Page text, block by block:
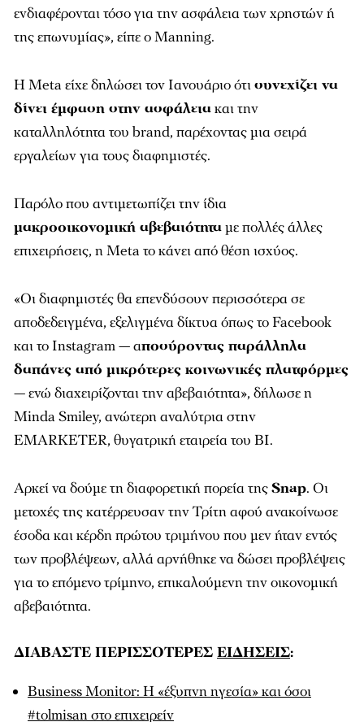
ενδιαφέρονται τόσο για την ασφάλεια των χρηστών ή
της επωνυμίας», είπε ο Manning.
Η Meta είχε δηλώσει τον Ιανουάριο ότισυνεχίζει να
δίνει έμφαση στην ασφάλειακαι την
καταλληλότητα του brand, παρέχοντας μια σειρά
εργαλείων για τους διαφημιστές.
Παρόλο που αντιμετωπίζει την ίδια
μακροοικονομική αβεβαιότηταμε πολλές άλλες
επιχειρήσεις, η Meta το κάνει από θέση ισχύος.
«Οι διαφημιστές θα επενδύσουν περισσότερα σε
αποδεδειγμένα, εξελιγμένα δίκτυα όπως το Facebook
και το Instagram — αποσύροντας παράλληλα
δαπάνες από μικρότερες κοινωνικές πλατφόρμες
— ενώ διαχειρίζονται την αβεβαιότητα», δήλωσε η
Minda Smiley, ανώτερη αναλύτρια στην
EMARKETER, θυγατρική εταιρεία του BI.
Αρκεί να δούμε τη διαφορετική πορεία τηςSnap. Οι
μετοχές της κατέρρευσαν την Τρίτη αφού ανακοίνωσε
έσοδα και κέρδη πρώτου τριμήνου που μεν ήταν εντός
των προβλέψεων, αλλά αρνήθηκε να δώσει προβλέψεις
για το επόμενο τρίμηνο, επικαλούμενη την οικονομική
αβεβαιότητα.
ΔΙΑΒΑΣΤΕ ΠΕΡΙΣΣΟΤΕΡΕΣ ΕΙΔΗΣΕΙΣ:
Βusiness Monitor: Η «έξυπνη ηγεσία» και όσοι
#tolmisan στο επιχειρείν